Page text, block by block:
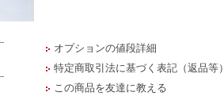
オプションの値段詳細
特定商取引法に基づく表記（返品等）
この商品を友達に教える